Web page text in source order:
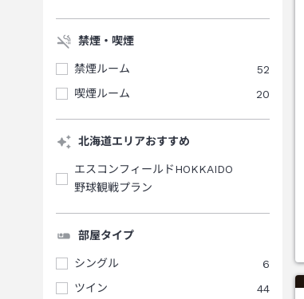
禁煙・喫煙
禁煙ルーム
52
喫煙ルーム
20
北海道エリアおすすめ
エスコンフィールドHOKKAIDO
野球観戦プラン
部屋タイプ
シングル
6
ツイン
44